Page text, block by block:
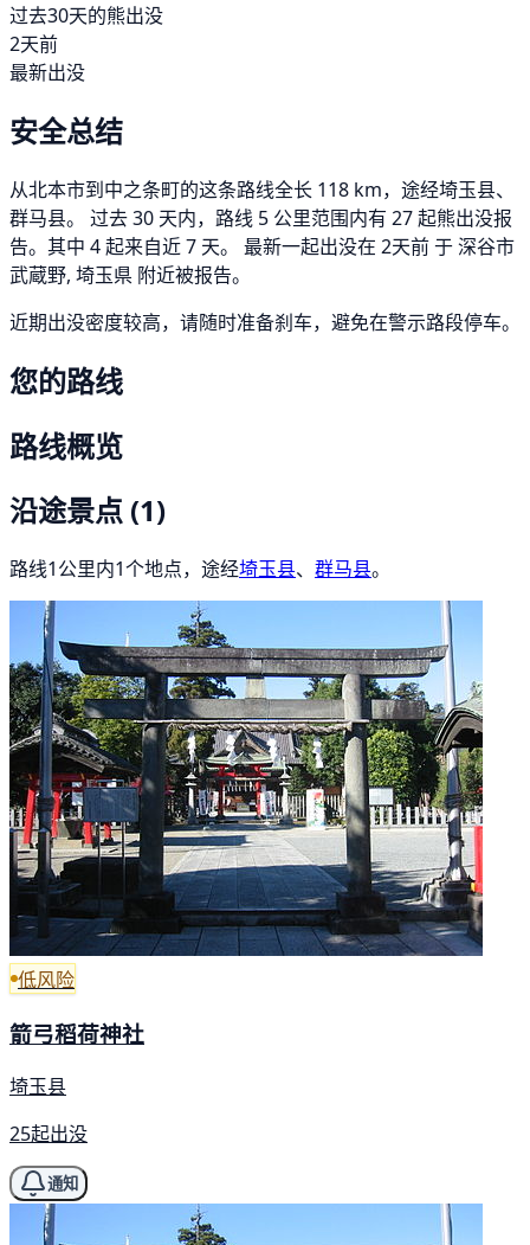
过去30天的熊出没
2天前
最新出没
安全总结
从北本市到中之条町的这条路线全长 118 km，途经埼玉县、
群马县。 过去 30 天内，路线 5 公里范围内有 27 起熊出没报
告。其中 4 起来自近 7 天。 最新一起出没在 2天前 于 深谷市
武蔵野, 埼玉県 附近被报告。
近期出没密度较高，请随时准备刹车，避免在警示路段停车。
您的路线
路线概览
沿途景点 (1)
路线1公里内1个地点，途经埼玉县、 群马县。
低风险
箭弓稻荷神社
埼玉县
25起出没
通知